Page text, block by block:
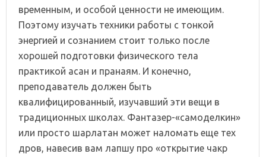
временным, и особой ценности не имеющим.
Поэтому изучать техники работы с тонкой
энергией и сознанием стоит только после
хорошей подготовки физического тела
практикой асан и пранаям. И конечно,
преподаватель должен быть
квалифицированный, изучавший эти вещи в
традиционных школах. Фантазер-«самоделкин»
или просто шарлатан может наломать еще тех
дров, навесив вам лапшу про «открытие чакр